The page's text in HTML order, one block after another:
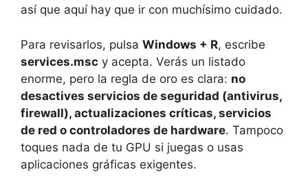
así que aquí hay que ir con muchísimo cuidado.
Para revisarlos, pulsa Windows + R, escribe
services.msc y acepta. Verás un listado
enorme, pero la regla de oro es clara: no
desactives servicios de seguridad (antivirus,
firewall), actualizaciones críticas, servicios
de red o controladores de hardware. Tampoco
toques nada de tu GPU si juegas o usas
aplicaciones gráficas exigentes.